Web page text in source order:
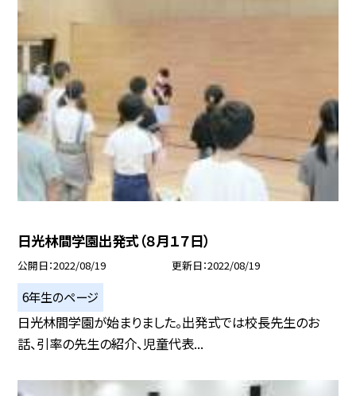
日光林間学園出発式（８月１７日）
公開日 2022/08/19 更新日 2022/08/19
6年生のページ
日光林間学園が始まりました。出発式では校長先生のお
話、引率の先生の紹介、児童代表...